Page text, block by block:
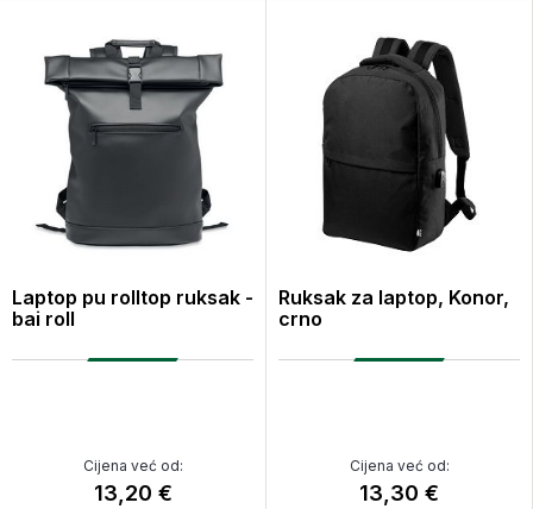
Laptop pu rolltop ruksak -
bai roll
Cijena već od:
13,20 €
Ruksak za laptop, Konor,
crno
Cijena već od:
13,30 €